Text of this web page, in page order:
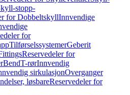
stopp-
for DobbeltskyllInnvendige
for
TilførselssystemerGeberit
Reservedeler for
BendT-rørInnvendig
sirkulasjonOverganger
løsbareReservedeler for